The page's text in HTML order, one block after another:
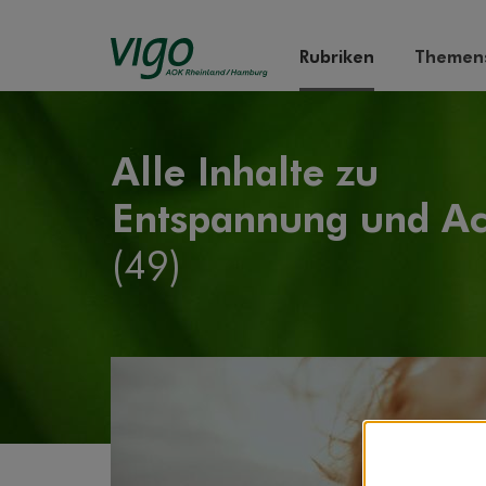
Rubriken
Alle Inhalte zu
Entspannung und
(49)